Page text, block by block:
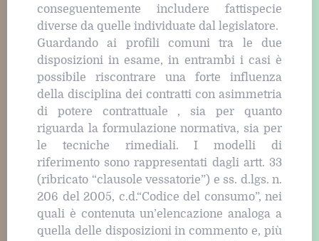
conseguentemente includere fattispecie
diverse da quelle individuate dal legislatore.
Guardando ai profili comuni tra le due
disposizioni in esame, in entrambi i casi è
possibile riscontrare una forte influenza
della disciplina dei contratti con asimmetria
di potere contrattuale , sia per quanto
riguarda la formulazione normativa, sia per
le tecniche rimediali. I modelli di
riferimento sono rappresentati dagli artt. 33
(ribricato “clausole vessatorie”) e ss. d.lgs. n.
206 del 2005, c.d.“Codice del consumo”, nei
quali è contenuta un’elencazione analoga a
quella delle disposizioni in commento e, più